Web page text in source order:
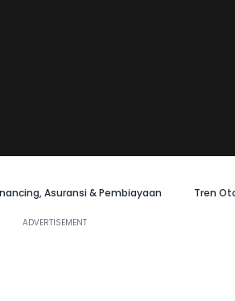
Asuransi & Pembiayaan Tren